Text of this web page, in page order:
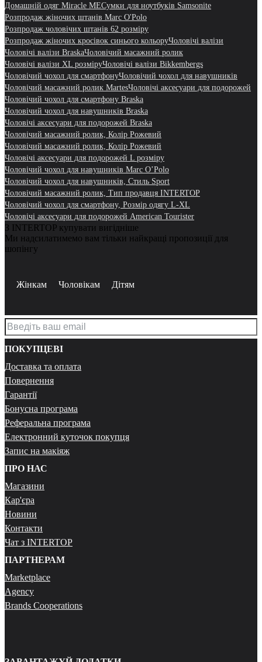
Домашній одяг Miracle MEСумки для ноутбуків Samsonite
Розпродаж жіночих штанів Marc O'Polo
Розпродаж чоловічих штанів 62 розміру
Розпродаж жіночих кросівок синього кольоруЧоловічі валізи
Чоловічі валізи BraskaЧоловічий масажний ролик
Чоловічі валізи XL розміруЧоловічі валізи Bikkembergs
Чоловічий чохол для смартфонуЧоловічий чохол для навушників
Чоловічий масажний ролик MartesЧоловічі аксесуари для подорожей
Чоловічий чохол для смартфону Braska
Чоловічий чохол для навушників Braska
Чоловічі аксесуари для подорожей Braska
Чоловічий масажний ролик, Колір Рожевий
Чоловічий масажний ролик, Колір Рожевий
Чоловічі аксесуари для подорожей L розміру
Чоловічий чохол для навушників Marc O’Polo
Чоловічий чохол для навушників, Стиль Sport
Чоловічий масажний ролик, Тип продавця INTERTOP
Чоловічий чохол для смартфону, Розмір одягу L-XL
Чоловічі аксесуари для подорожей American Tourister
З INTERTOP купувати вигідніше
Ми надсилатимемо вам тільки найкращі пропозиції для
шопінгу
Жінкам Чоловікам Дітям
ПОКУПЦЕВІ
Доставка та оплата
Повернення
Гарантії
Бонусна програма
Реферальна програма
Електронний куточок покупця
Запис на макіяж
ПРО НАС
Магазини
Кар'єра
Новини
Контакти
Чат з INTERTOP
ПАРТНЕРАМ
Marketplace
Agency
Brands Cooperations